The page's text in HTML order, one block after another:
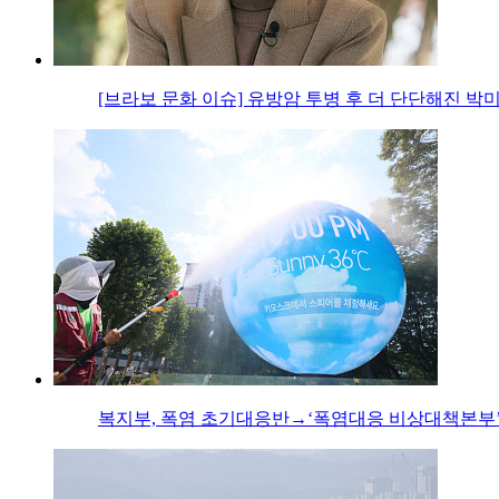
[브라보 문화 이슈] 유방암 투병 후 더 단단해진 박
복지부, 폭염 초기대응반→‘폭염대응 비상대책본부